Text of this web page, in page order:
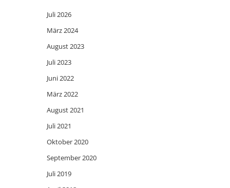
Juli 2026
März 2024
August 2023
Juli 2023
Juni 2022
März 2022
August 2021
Juli 2021
Oktober 2020
September 2020
Juli 2019